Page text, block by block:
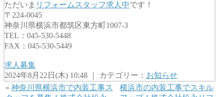
ただいま リフォームスタッフ求人中です！
〒224-0045
神奈川県横浜市都筑区東方町1007-3
TEL：045-530-5448
FAX：045-530-5449
求人募集
2024年8月22日(木) 10:48 ｜ カテゴリー： お知らせ
« 神奈川県横浜市で内装工事ス
横浜市の内装工事でスキル